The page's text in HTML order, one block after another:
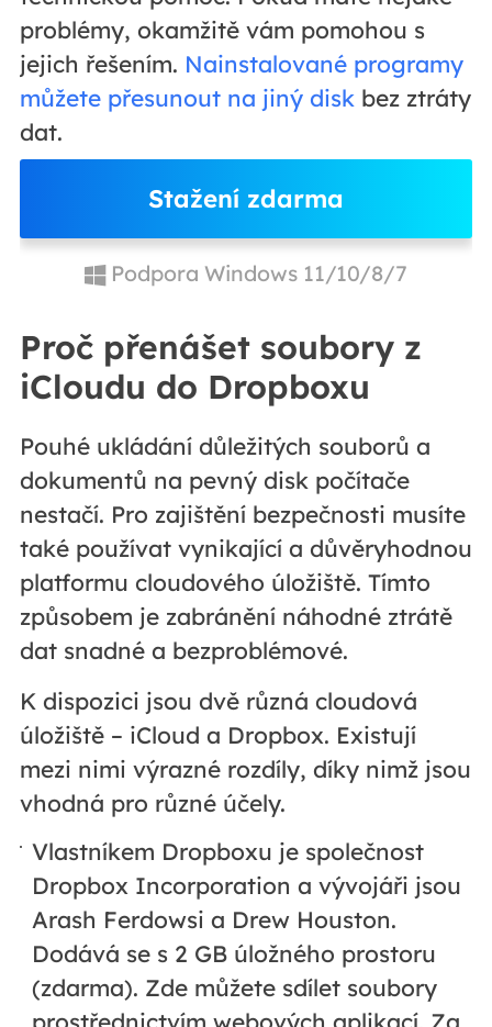
problémy, okamžitě vám pomohou s
jejich řešením. Nainstalované programy
můžete přesunout na jiný diskbez ztráty
dat.
Stažení zdarma
Podpora Windows 11/10/8/7
Proč přenášet soubory z
iCloudu do Dropboxu
Pouhé ukládání důležitých souborů a
dokumentů na pevný disk počítače
nestačí. Pro zajištění bezpečnosti musíte
také používat vynikající a důvěryhodnou
platformu cloudového úložiště. Tímto
způsobem je zabránění náhodné ztrátě
dat snadné a bezproblémové.
K dispozici jsou dvě různá cloudová
úložiště – iCloud a Dropbox. Existují
mezi nimi výrazné rozdíly, díky nimž jsou
vhodná pro různé účely.
Vlastníkem Dropboxu je společnost
Dropbox Incorporation a vývojáři jsou
Arash Ferdowsi a Drew Houston.
Dodává se s 2 GB úložného prostoru
(zdarma). Zde můžete sdílet soubory